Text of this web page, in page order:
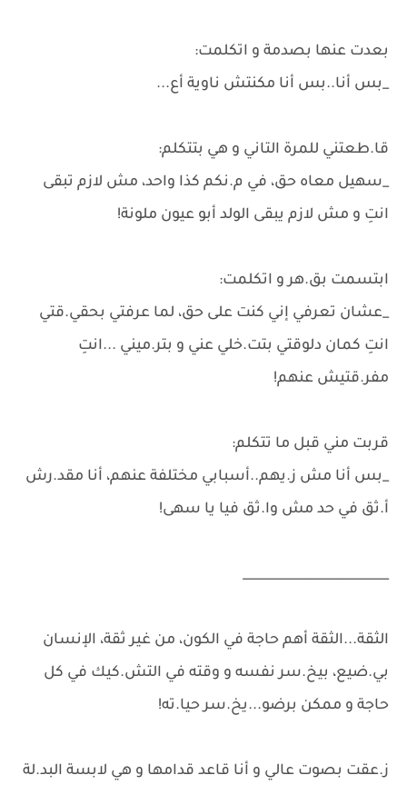
بعدت عنها بصدمة و اتكلمت:
_بس أنا..بس أنا مكنتش ناوية أع...
قا.طعتني للمرة التاني و هي بتتكلم:
_سهيل معاه حق، في م.نكم كذا واحد، مش لازم تبقى
انتِ و مش لازم يبقى الولد أبو عيون ملونة!
ابتسمت بق.هر و اتكلمت:
_عشان تعرفي إني كنت على حق، لما عرفتي بحقي.قتي
انتِ كمان دلوقتي بتت.خلي عني و بتر.ميني ...انتِ
مفر.قتيش عنهم!
قربت مني قبل ما تتكلم:
_بس أنا مش ز.يهم..أسبابي مختلفة عنهم، أنا مقد.رش
أ.ثق في حد مش وا.ثق فيا يا سهى!
_______________________
الثقة...الثقة أهم حاجة في الكون، من غير ثقة، الإنسان
بي.ضيع، بيخ.سر نفسه و وقته في التش.كيك في كل
حاجة و ممكن برضو...يخ.سر حيا.ته!
ز.عقت بصوت عالي و أنا قاعد قدامها و هي لابسة البد.لة